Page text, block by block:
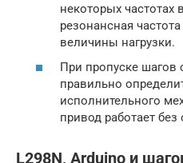
некоторых
резонансная
величины нагрузки.
При пропуске
правильно
исполнительного
привод работает без
L298N, Arduino и